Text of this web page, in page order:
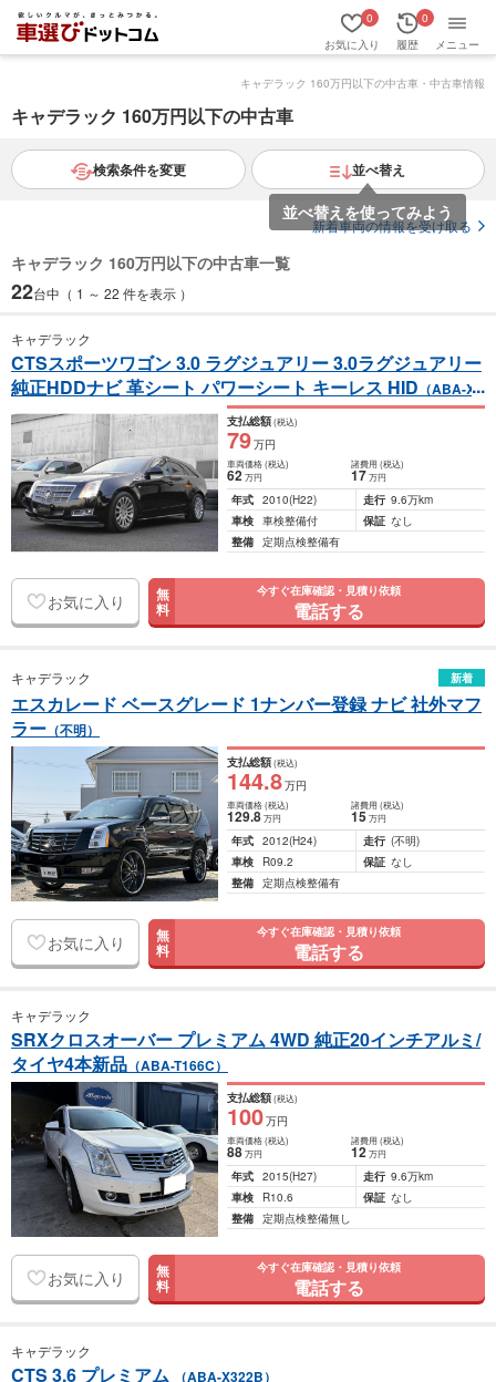
お気に入り
0
履歴
0
メニュー
キャデラック 160万円以下の中古車・中古車情報
キャデラック 160万円以下の中古車
検索条件を変更 並べ替え
新着車両の情報を受け取る
キャデラック 160万円以下の中古車一覧
22台中（ 1 ～ 22 件を表示 ）
キャデラック
CTSスポーツワゴン 3.0 ラグジュアリー 3.0ラグジュアリー
純正HDDナビ 革シート パワーシート キーレス HID （ABA-X3
22C）
支払総額(税込)
79万円
車両価格(税込)
62万円
諸費用 (税込)
17 万円
年式 2010(H22) 走行 9.6万km
車検 車検整備付 保証 なし
整備 定期点検整備有
お気に入り 無
料
今すぐ在庫確認・見積り依頼
電話する
キャデラック 新着
エスカレード ベースグレード 1ナンバー登録 ナビ 社外マフ
ラー （不明）
支払総額(税込)
144.8万円
車両価格(税込)
129.8万円
諸費用 (税込)
15 万円
年式 2012(H24) 走行 (不明)
車検
R09.2 保証 なし
整備 定期点検整備有
お気に入り 無
料
今すぐ在庫確認・見積り依頼
電話する
キャデラック
SRXクロスオーバー プレミアム 4WD 純正20インチアルミ/
タイヤ4本新品 （ABA-T166C）
支払総額(税込)
100万円
車両価格(税込)
88万円
諸費用 (税込)
12 万円
年式 2015(H27) 走行 9.6万km
車検
R10.6 保証 なし
整備 定期点検整備無し
お気に入り 無
料
今すぐ在庫確認・見積り依頼
電話する
キャデラック
CTS 3.6 プレミアム （ABA-X322B）